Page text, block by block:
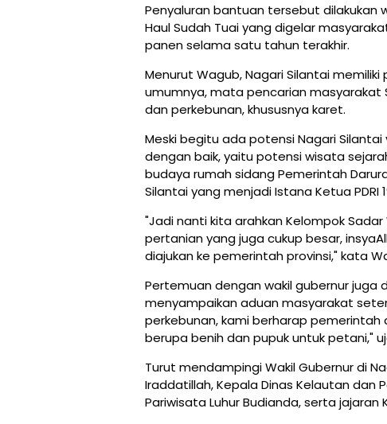
Penyaluran bantuan tersebut dilakukan
Haul Sudah Tuai yang digelar
panen selama satu tahun terakhir.
Menurut Wagub, Nagari Silantai
umumnya, mata pencarian masyarakat
dan perkebunan, khususnya karet.
Meski begitu ada potensi Nagari
dengan baik, yaitu potensi wisata
budaya rumah sidang Pemerintah
Silantai yang menjadi Istana Ketua PDRI
"Jadi nanti kita arahkan Kelompok
pertanian yang juga cukup besar,
diajukan ke pemerintah provinsi," kata
Pertemuan dengan wakil gubernur juga
menyampaikan aduan masyarakat
perkebunan, kami berharap
berupa benih dan pupuk untuk petani,"
Turut mendampingi Wakil Gubernur di
Iraddatillah, Kepala Dinas Kelautan dan
Pariwisata Luhur Budianda, serta